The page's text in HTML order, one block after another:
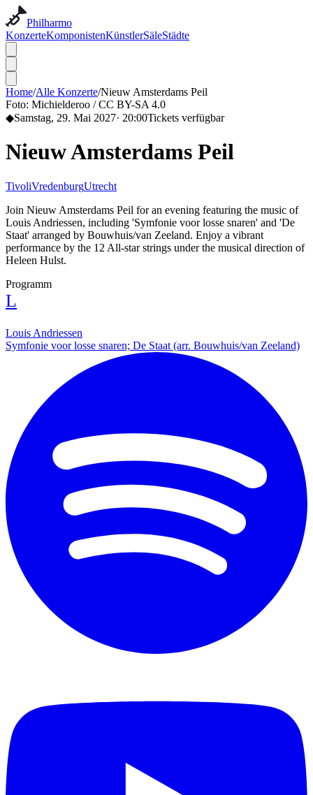
Philharmo
KonzerteKomponistenKünstlerSäleStädte
Home/Alle Konzerte/Nieuw Amsterdams Peil
Foto: Michielderoo / CC BY-SA 4.0
◆Samstag, 29. Mai 2027· 20:00Tickets verfügbar
Nieuw Amsterdams Peil
TivoliVredenburgUtrecht
Join Nieuw Amsterdams Peil for an evening featuring the music of
Louis Andriessen, including 'Symfonie voor losse snaren' and 'De
Staat' arranged by Bouwhuis/van Zeeland. Enjoy a vibrant
performance by the 12 All-star strings under the musical direction of
Heleen Hulst.
Programm
L
Louis Andriessen
Symfonie voor losse snaren; De Staat (arr. Bouwhuis/van Zeeland)